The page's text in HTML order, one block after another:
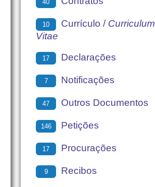
40
10 Currículo / Curriculum
Vitae
17 Declarações
7 Notificações
47 Outros Documentos
146 Petições
17 Procurações
9 Recibos